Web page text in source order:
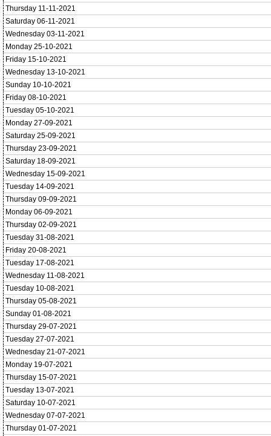
Thursday 11-11-2021
Saturday 06-11-2021
Wednesday 03-11-2021
Monday 25-10-2021
Friday 15-10-2021
Wednesday 13-10-2021
Sunday 10-10-2021
Friday 08-10-2021
Tuesday 05-10-2021
Monday 27-09-2021
Saturday 25-09-2021
Thursday 23-09-2021
Saturday 18-09-2021
Wednesday 15-09-2021
Tuesday 14-09-2021
Thursday 09-09-2021
Monday 06-09-2021
Thursday 02-09-2021
Tuesday 31-08-2021
Friday 20-08-2021
Tuesday 17-08-2021
Wednesday 11-08-2021
Tuesday 10-08-2021
Thursday 05-08-2021
Sunday 01-08-2021
Thursday 29-07-2021
Tuesday 27-07-2021
Wednesday 21-07-2021
Monday 19-07-2021
Thursday 15-07-2021
Tuesday 13-07-2021
Saturday 10-07-2021
Wednesday 07-07-2021
Thursday 01-07-2021